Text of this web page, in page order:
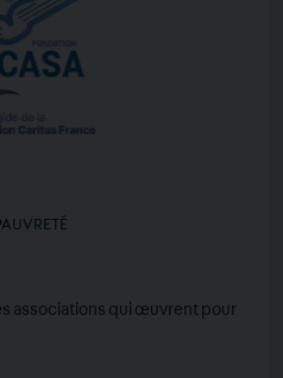
associations qui œuvrent pour